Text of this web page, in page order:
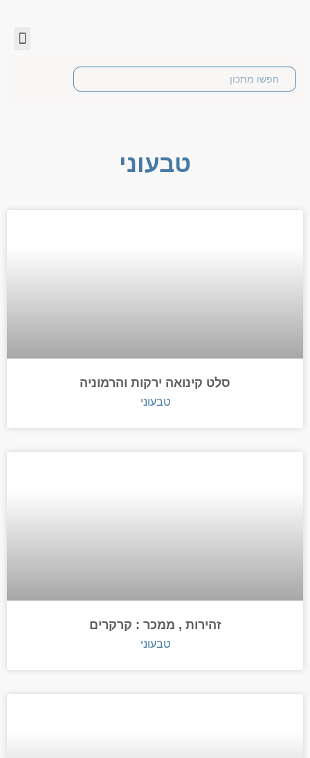
טבעוני
סלט קינואה ירקות והרמוניה
טבעוני
זהירות , ממכר : קרקרים
טבעוני